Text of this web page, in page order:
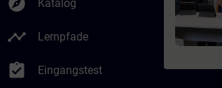
Katalog
timeline Lernpfade
assignment_turned_in Eingangstest